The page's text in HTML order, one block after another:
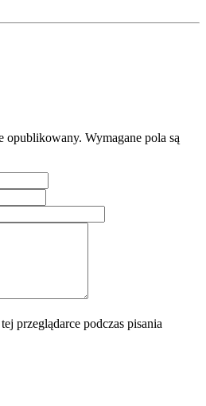
opublikowany. Wymagane pola są
przeglądarce podczas pisania